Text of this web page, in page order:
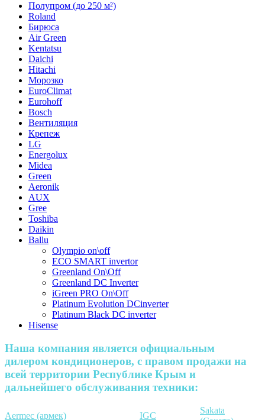
Полупром (до 250 м²)
Roland
Бирюса
Air Green
Kentatsu
Daichi
Hitachi
Морозко
EuroClimat
Eurohoff
Bosch
Вентиляция
Крепеж
LG
Energolux
Midea
Green
Aeronik
AUX
Gree
Toshiba
Daikin
Ballu
Olympio on\off
ECO SMART invertor
Greenland On\Off
Greenland DС Inverter
iGreen PRO On\Off
Platinum Evolution DCinverter
Platinum Black DC inverter
Hisense
Наша компания является официальным
дилером кондиционеров, с правом продажи на
всей территории Республике Крым и
дальнейшего обслуживания техники:
Aermec (армек)
IGC
Sakata